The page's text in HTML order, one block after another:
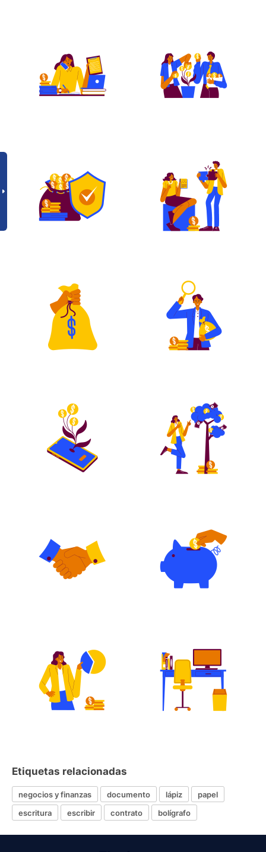
Etiquetas relacionadas
negocios y finanzas documento lápiz
papel
escritura
escribir contrato bolígrafo